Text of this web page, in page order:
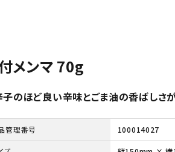
メンマ 70g
のほど良い辛味とごま油の香ばしさ
管理番号 100014027